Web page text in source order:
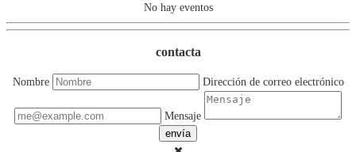
No hay eventos
contacta
Nombre Dirección de correo electrónico
Mensaje
envía